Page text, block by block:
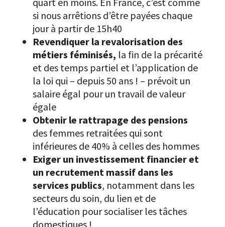
si nous arrêtions d’être payées chaque
jour à partir de 15h40
Revendiquer la revalorisation des
métiers féminisés, la fin de la précarité
et des temps partiel et l’application de
la loi qui – depuis 50 ans ! – prévoit un
salaire égal pour un travail de valeur
égale
Obtenir le rattrapage des pensions
des femmes retraitées qui sont
inférieures de 40% à celles des hommes
Exiger un investissement financier et
un recrutement massif dans les
services publics, notamment dans les
secteurs du soin, du lien et de
l’éducation pour socialiser les tâches
domestiques !